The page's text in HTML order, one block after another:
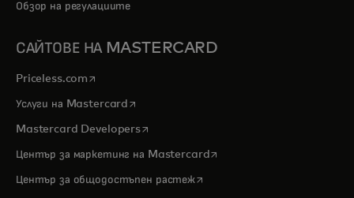
Обзор на регулациите
САЙТОВЕ НА MASTERCARD
Priceless.com opens in a new tab
Услуги на Mastercard opens in a new tab
Mastercard Developersopens in a new tab
Център за маркетинг на Mastercardopens in a new tab
Център за общодостъпен растежopens in a new tab